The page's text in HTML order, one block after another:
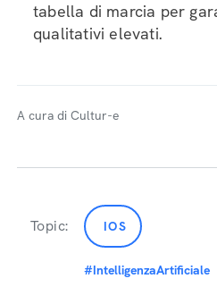
tabella di marcia per
qualitativi elevati.
A cura di Cultur-e
Topic: IOS
#IntelligenzaArtificiale